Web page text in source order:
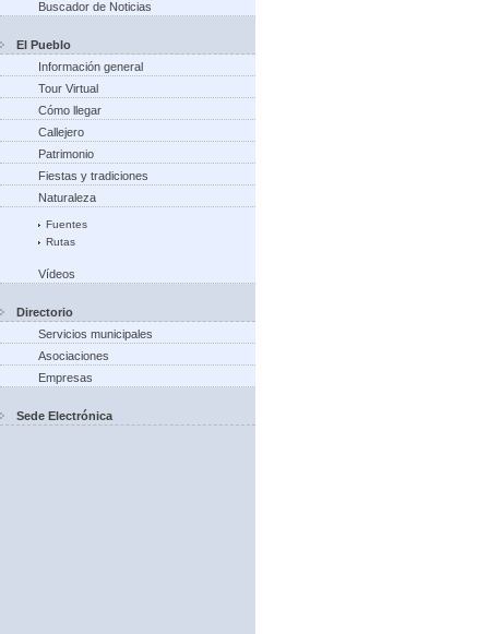
Buscador de Noticias
El Pueblo
Información general
Tour Virtual
Cómo llegar
Callejero
Patrimonio
Fiestas y tradiciones
Naturaleza
Fuentes
Rutas
Vídeos
Directorio
Servicios municipales
Asociaciones
Empresas
Sede Electrónica